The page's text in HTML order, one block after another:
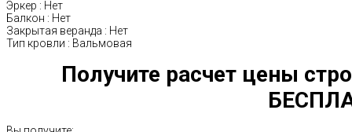
Эркер : Нет
Балкон : Нет
Закрытая веранда : Нет
Тип кровли : Вальмовая
Получите расчет цены